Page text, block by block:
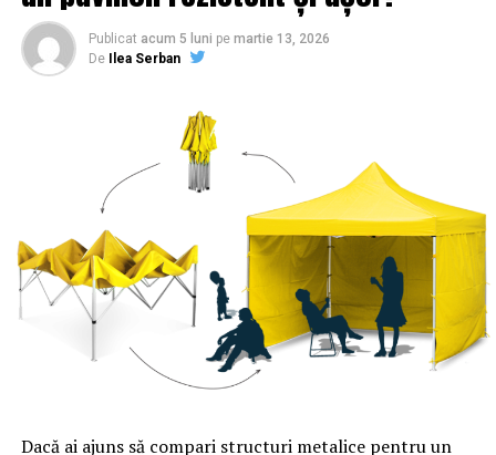
Publicat acum 5 luni pe martie 13, 2026
De
Ilea Serban
Dacă ai ajuns să compari structuri metalice pentru un